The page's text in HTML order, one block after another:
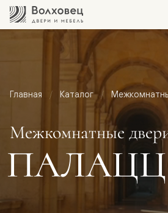
Главная Каталог
Межкомнатные